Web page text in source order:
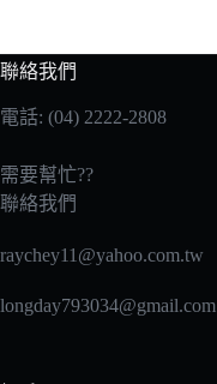
聯絡我們
電話: (04) 2222-2808
需要幫忙??
聯絡我們
raychey11@yahoo.com.tw
longday793034@gmail.com